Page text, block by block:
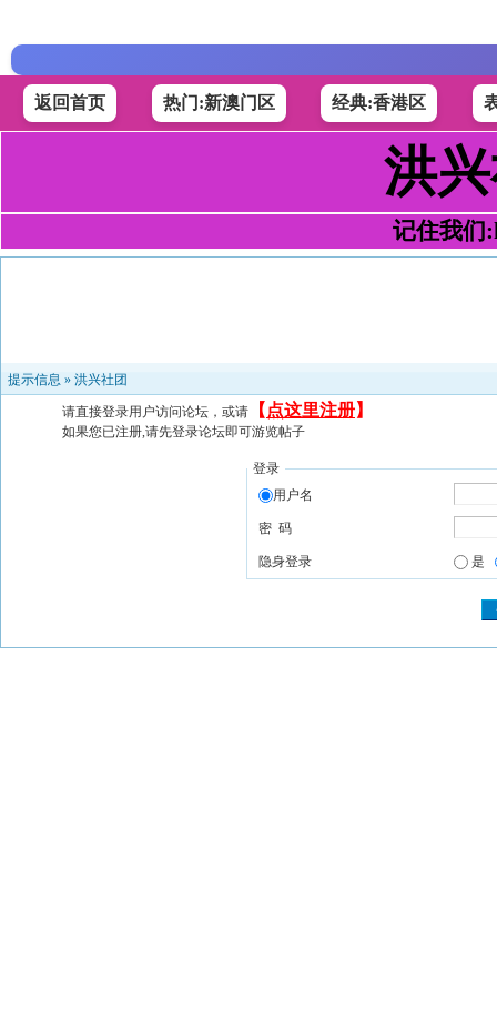
返回首页 热门:新澳门区 经典:香港区
洪
记住我们
提示信息 » 洪兴社团
请直接登录用户访问论坛，或请 【 点这里注册】
如果您已注册,请先登录论坛即可游览帖子
登录
用户名
密 码
隐身登录 是